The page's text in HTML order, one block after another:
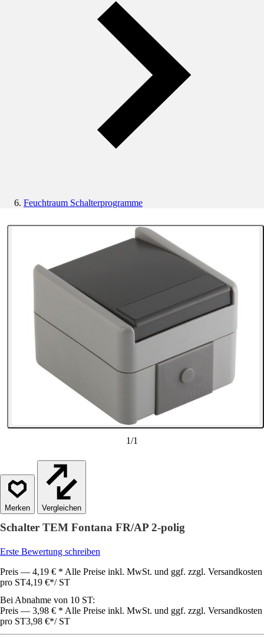
Feuchtraum Schalterprogramme
1/1
Vergleichen
Schalter TEM Fontana FR/AP 2-polig
Erste Bewertung schreiben
Preis — 4,19 € * Alle Preise inkl. MwSt. und ggf. zzgl. Versandkosten
pro ST4,19 €*/ ST
Bei Abnahme von 10 ST:
Preis — 3,98 € * Alle Preise inkl. MwSt. und ggf. zzgl. Versandkosten
pro ST3,98 €*/ ST